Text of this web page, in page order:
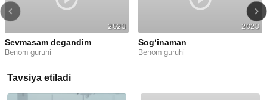
2023
Sevmasam degandim
Benom guruhi
2023
Sog‘inaman
Benom guruhi
Tavsiya etiladi